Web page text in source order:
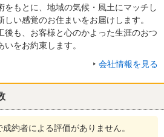
をもとに、地域の気候・風土にマッチし
しい感覚のお住まいをお届けします。
後も、お客様と心のかよった生涯のおつ
いをお約束します。
会社情報を見る
約者による評価がありません。